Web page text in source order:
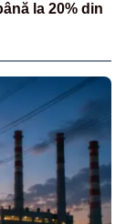
la 20% din